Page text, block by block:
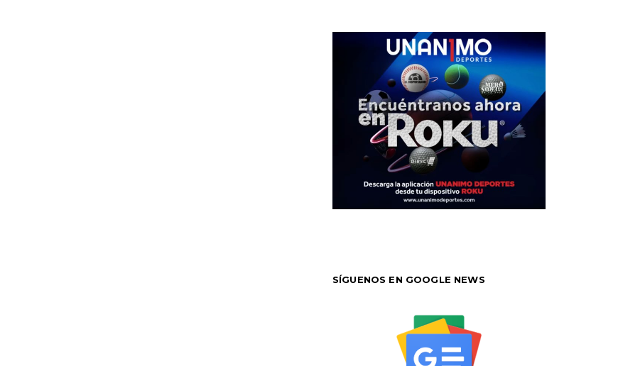
SÍGUENOS EN GOOGLE NEWS